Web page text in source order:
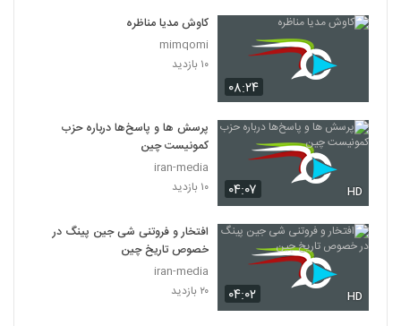
۰۸:۲۴
کاوش مدیا مناظره
mimqomi
۱۰ بازدید
۰۴:۰۷ HD
پرسش‌ ها و پاسخ‌ها درباره حزب
کمونیست چین
iran-media
۱۰ بازدید
۰۴:۰۲ HD
افتخار و فروتنی شی جین پینگ در
خصوص تاریخ چین
iran-media
۲۰ بازدید